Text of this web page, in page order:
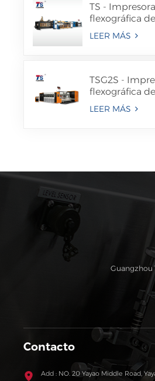
TS - Impresora
flexográfica
velocidad,
troqueladora y
LEER MÁS
TSG2S -
flexográfica
velocidad con
transferencia
LEER MÁS
Guangzhou
Contacto
Add : NO. 20 Yayao Middle Road,